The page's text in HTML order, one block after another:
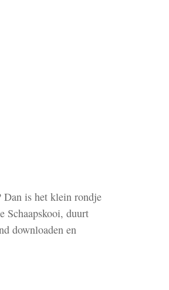
Dan is het klein rondje
Schaapskooi, duurt
downloaden en